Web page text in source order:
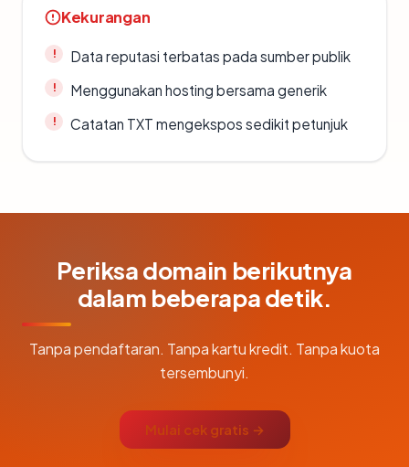
Kekurangan
Data reputasi terbatas pada sumber publik
Menggunakan hosting bersama generik
Catatan TXT mengekspos sedikit petunjuk
Periksa domain berikutnya
dalam beberapa detik.
Tanpa pendaftaran. Tanpa kartu kredit. Tanpa kuota
tersembunyi.
Mulai cek gratis →